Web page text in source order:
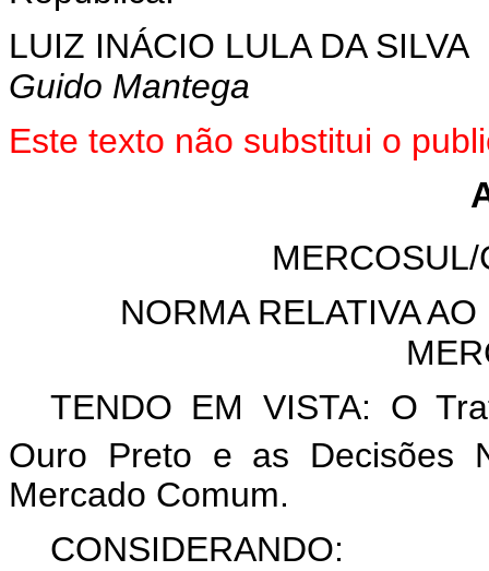
LUIZ INÁCIO LULA DA SILVA
Guido Mantega
Este texto não substitui o
NORMA RELATIVA
TENDO EM VISTA: O
Ouro Preto e as Decisões
Mercado Comum.
CONSIDERANDO: